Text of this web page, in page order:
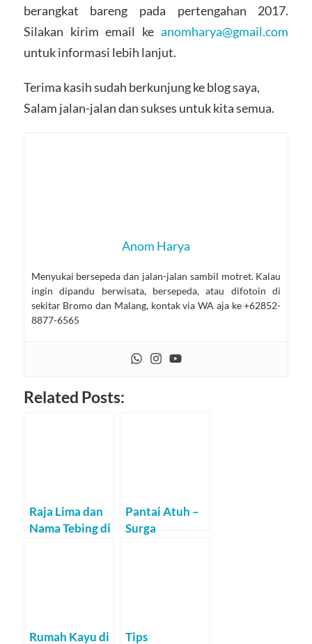
berangkat bareng pada pertengahan 2017.
Silakan kirim email keanomharya@gmail.com
untuk informasi lebih lanjut.
Terima kasih sudah berkunjung ke blog saya,
Salam jalan-jalan dan sukses untuk kita semua.
Anom Harya
Menyukai bersepeda dan jalan-jalan sambil motret. Kalau
ingin dipandu berwisata, bersepeda, atau difotoin di
sekitar Bromo dan Malang, kontak via WA aja ke +62852-
8877-6565
Related Posts:
Raja Lima dan
Nama Tebing di
Pantai Atuh –
Surga
Rumah Kayu di
Tips